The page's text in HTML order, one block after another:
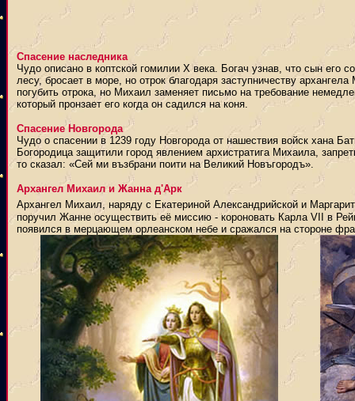
Спасение наследника
Чудо описано в коптской гомилии X века. Богач узнав, что сын его
лесу, бросает в море, но отрок благодаря заступничеству
погубить отрока, но Михаил заменяет письмо на требование
который пронзает его когда он садился на коня.
Спасение Новгорода
Чудо о спасении в 1239 году Новгорода от нашествия войск хана
Богородица защитили город явлением архистратига Михаила,
то сказал: «Сей ми възбрани поити на Великий Новъгородъ».
Архангел Михаил и Жанна д'Арк
Архангел Михаил, наряду с Екатериной Александрийской и
поручил Жанне осуществить её миссию - короновать Карла VII в
появился в мерцающем орлеанском небе и сражался на стороне